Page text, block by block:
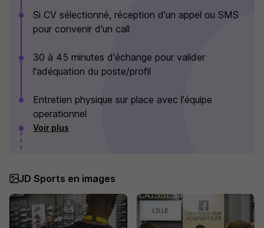
Si CV sélectionné, réception d'un appel ou SMS
pour convenir d'un call
30 à 45 minutes d'échange pour valider
l'adéquation du poste/profil
Entretien physique sur place avec l'équipe
operationnel
Voir plus
JD Sports en images